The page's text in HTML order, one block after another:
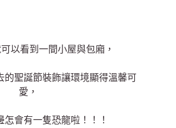
以看到一間小屋與包廂，
的聖誕節裝飾讓環境顯得溫馨可
愛，
怎會有一隻恐龍啦！！！